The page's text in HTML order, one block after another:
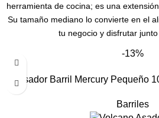
herramienta de cocina; es una
Su tamaño mediano lo convierte en el
tu negocio y disfrutar junto
-13%
Asador Barril Mercury Pequeño
Barriles